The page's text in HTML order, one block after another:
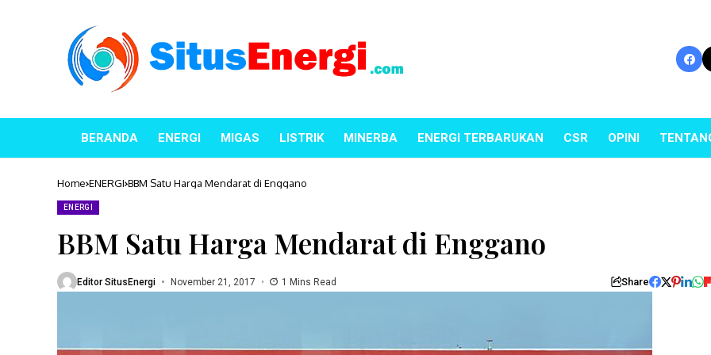
BERANDA ENERGI MIGAS LISTRIK MINERBA ENERGI TERBARUKAN CSR OPINI
Home ENERGI BBM Satu Harga Mendarat di Enggano
ENERGI
BBM Satu Harga Mendarat di Enggano
Editor SitusEnergi November 21, 2017 1 Mins Read Share